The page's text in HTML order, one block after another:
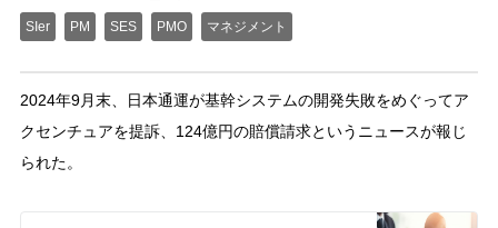
SIer PM SES PMO マネジメント
2024年9月末、日本通運が基幹システムの開発失敗をめぐってア
クセンチュアを提訴、124億円の賠償請求というニュースが報じ
られた。